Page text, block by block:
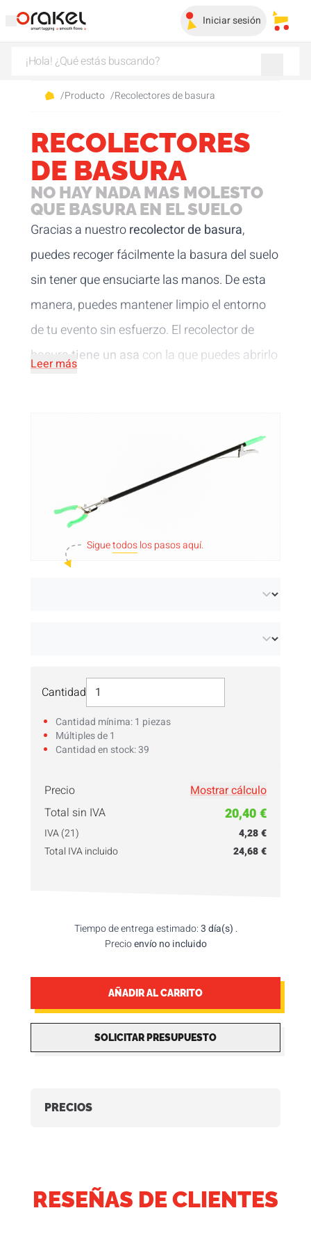
Iniciar sesión Mis
/Producto /Recolectores de basura
RECOLECTORES
DE BASURA
NO HAY NADA MAS MOLESTO
QUE BASURA EN EL SUELO
Gracias a nuestrorecolector de basura,
puedes recoger fácilmente la basura del suelo
sin tener que ensuciarte las manos. De esta
manera, puedes mantener limpio el entorno
de tu evento sin esfuerzo. El recolector de
basuratiene un asa con la que puedes abrirlo
Leer más
Cantidad Seleccionar Cantidad
Cantidad mínima: 1 piezas
Múltiples de 1
Cantidad en stock: 39
Siguetodoslos pasos aquí.
cantidadaquí!
Precio
Mostrar cálculo
Total sin IVA
20,40 €
IVA (21)
4,28 €
Total IVA incluido
24,68 €
Tiempo de entrega estimado:3 día(s) .
Precioenvío no incluido
AÑADIR AL CARRITO
SOLICITAR PRESUPUESTO
PRECIOS
RESEÑAS DE CLIENTES